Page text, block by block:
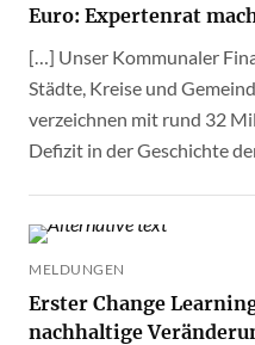
Euro: Expertenrat
[…] Unser Kommunaler
Städte, Kreise und
verzeichnen mit rund 32
Defizit in der Geschichte
MELDUNGEN
Erster Change
nachhaltige